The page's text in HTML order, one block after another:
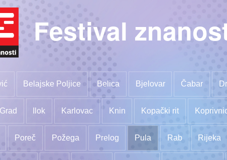
Festival
Belajske Poljice Belica Bjelovar Čabar
Ilok Karlovac Knin Kopački rit
Poreč Požega Prelog Pula Rab Rijeka